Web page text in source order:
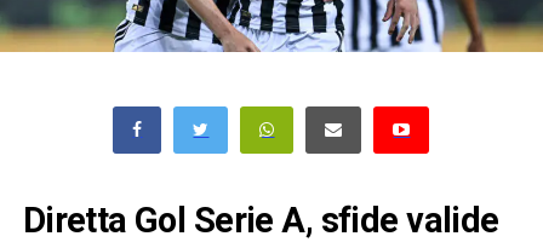
Diretta Gol Serie A, sfide valide